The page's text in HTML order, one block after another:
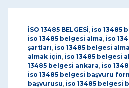
İSO 13485 BELGESİ, iso 13485
iso 13485 belgesi alma, iso
şartları, iso 13485 belgesi
almak için, iso 13485 belgesi
13485 belgesi ankara, iso
iso 13485 belgesi başvuru
başvurusu, iso 13485 belgesi